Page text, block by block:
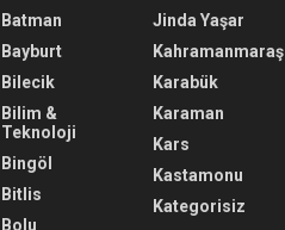
Batman
Bayburt
Bilecik
Bilim &
Teknoloji
Bingöl
Bitlis
Bolu
Jinda Yaşar
Kahramanmaraş
Karabük
Karaman
Kars
Kastamonu
Kategorisiz